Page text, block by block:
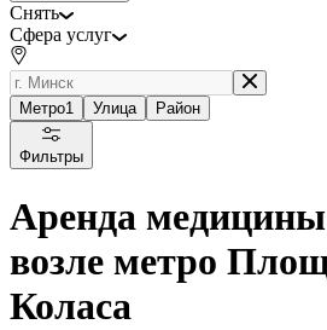
Снять
Сфера услуг
Метро1 Улица Район
Фильтры
Аренда
возле метро
Коласа